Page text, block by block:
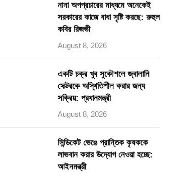
নানা অপপ্রচারের মাধ্যমে অনেকেই
সরকারের কাজে বাধা সৃষ্টি করছে: রুহুল
কবির রিজভী
August 8, 2026
একটি চক্র খুব সুকৌশলে জ্বালানি
সেক্টরকে অস্থিতিশীল করার জন্য
সক্রিয়: প্রধানমন্ত্রী
August 8, 2026
সিন্ডিকেট ভেঙে প্রান্তিক কৃষককে
লাভবান করার উদ্যোগ নেওয়া হচ্ছে:
আইনমন্ত্রী